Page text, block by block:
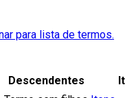
para lista de termos.
Descendentes